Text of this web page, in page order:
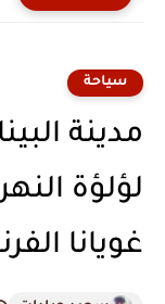
سياحة
لؤلؤة
غويانا